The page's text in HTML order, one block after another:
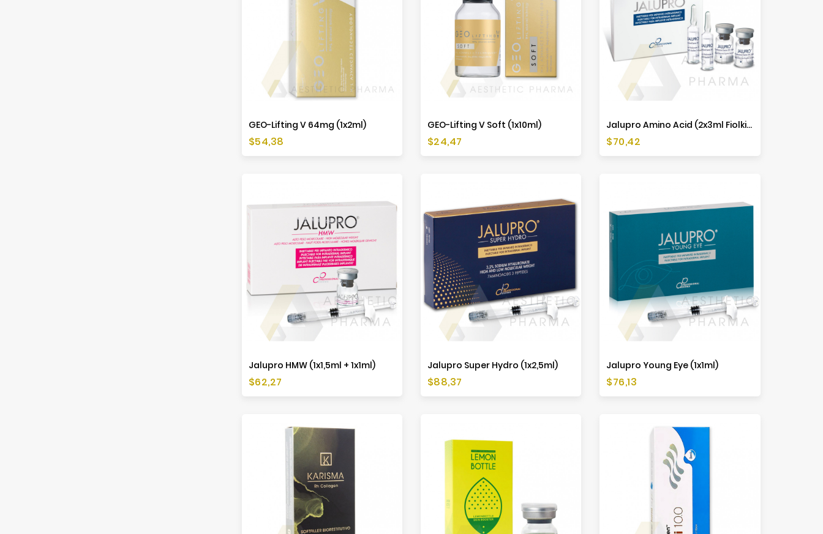
GEO-Lifting V 64mg (1x2ml)
Cena
$54,38
GEO-Lifting V Soft (1x10ml)
Cena
$24,47
Jalupro Amino Acid (2x3ml Fiolki + 2 Ampułki)
Cena
$70,42
Jalupro HMW (1x1,5ml + 1x1ml)
Cena
$62,27
Jalupro Super Hydro (1x2,5ml)
Cena
$88,37
Jalupro Young Eye (1x1ml)
Cena
$76,13